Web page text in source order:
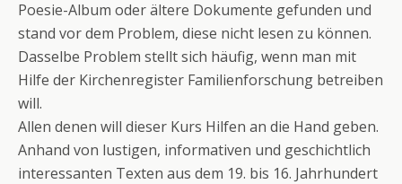
Poesie-Album oder ältere Dokumente gefunden und
stand vor dem Problem, diese nicht lesen zu können.
Dasselbe Problem stellt sich häufig, wenn man mit
Hilfe der Kirchenregister Familienforschung betreiben
will.
Allen denen will dieser Kurs Hilfen an die Hand geben.
Anhand von lustigen, informativen und geschichtlich
interessanten Texten aus dem 19. bis 16. Jahrhundert